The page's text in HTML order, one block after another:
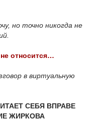
но точно никогда не
относится…
в виртуальную
СЕБЯ ВПРАВЕ
ЖИРКОВА